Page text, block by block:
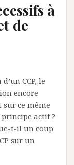
à
de
CCP, le
encore
sur ce même
actif ?
t-il un coup
sur un